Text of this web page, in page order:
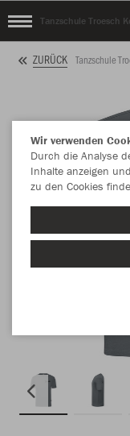
Tanzschule Troesch
ZURÜCK Tanzschule
Wir verwenden
Durch die Analyse
Inhalte anzeigen
zu den Cookies